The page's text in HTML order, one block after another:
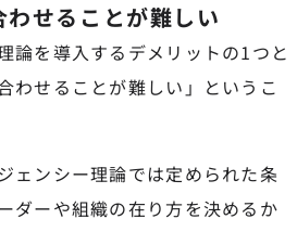
せることが難しい
論を導入するデメリットの1つと
わせることが難しい」というこ
ェンシー理論では定められた条
ダーや組織の在り方を決めるか